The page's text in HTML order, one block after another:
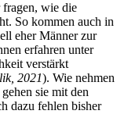
fragen, wie die
So kommen auch in
eher Männer zur
erfahren unter
verstärkt
2021). Wie nehmen
sie mit den
dazu fehlen bisher